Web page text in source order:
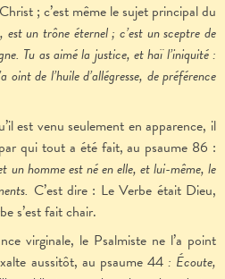
; c’est même le sujet principal du
un trône éternel ; c’est un sceptre de
Tu as aimé la justice, et haï l’iniquité :
de l’huile d’allégresse, de préférence
est venu seulement en apparence, il
qui tout a été fait, au psaume 86 :
un homme est né en elle, et lui-même, le
C’est dire : Le Verbe était Dieu,
s’est fait chair.
virginale, le Psalmiste ne l’a point
aussitôt, au psaume 44 : Écoute,